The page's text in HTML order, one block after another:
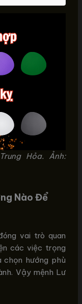
Hỏa. Ảnh:
Nào Để
vai trò quan
các việc trọng
chọn hướng phù
Vậy mệnh Lư